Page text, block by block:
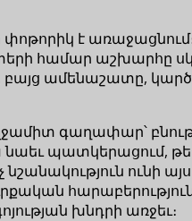
է
համար աշխարհը
բայց ամենաշատը,
գաղափար՝
նաեւ պատկերացում,
ունի
խնդրի առջեւ։